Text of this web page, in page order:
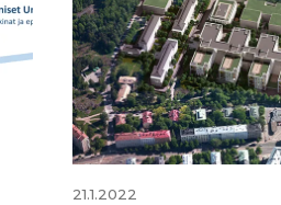
21.1.2022